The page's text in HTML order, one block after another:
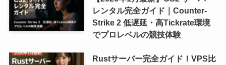
レンタル完全ガイド｜Counter-
Strike 2 低遅延・高Tickrate環境
でプロレベルの競技体験
Rustサーバー完全ガイド！VPS比